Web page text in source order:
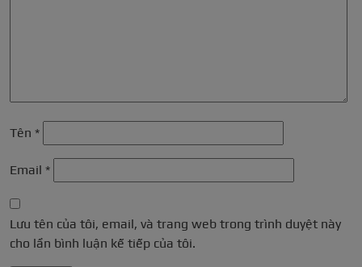
Tên *
Email *
Lưu tên của tôi, email, và trang web trong trình duyệt này
cho lần bình luận kế tiếp của tôi.